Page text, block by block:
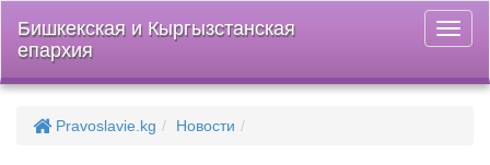
меню
Бишкекская и Кыргызстанская
епархия
Pravoslavie.kg Новости